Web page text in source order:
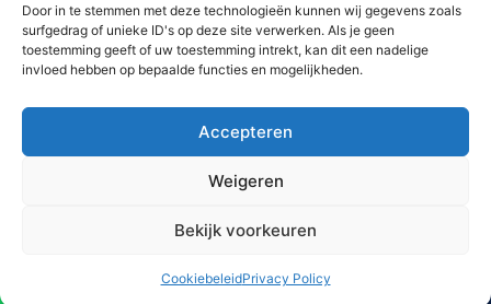
Door in te stemmen met deze technologieën kunnen wij gegevens zoals
surfgedrag of unieke ID's op deze site verwerken. Als je geen
toestemming geeft of uw toestemming intrekt, kan dit een nadelige
invloed hebben op bepaalde functies en mogelijkheden.
Accepteren
Weigeren
Bekijk voorkeuren
CookiebeleidPrivacy Policy
Vul hier je e-mail adres in om het
GRATIS wandelboekje te
ontvangen
Versturen